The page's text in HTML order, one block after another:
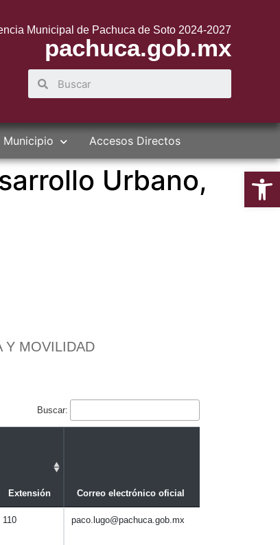
Abrir
Municipal de Pachuca de Soto 2024-2027
pachuca.gob.mx
Municipio Accesos Directos
Urbano,